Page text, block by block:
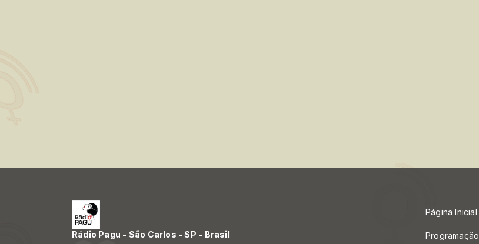
Rádio Pagu - São Carlos - SP - Brasil
Página Inicial
Programação